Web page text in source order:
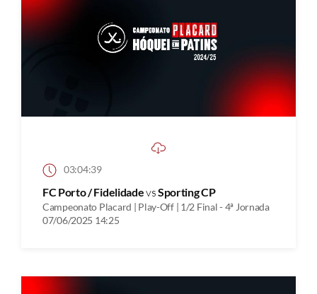
03:04:39
FC Porto / FidelidadevsSporting CP
Campeonato Placard | Play-Off | 1/2 Final - 4ª Jornada
07/06/2025 14:25